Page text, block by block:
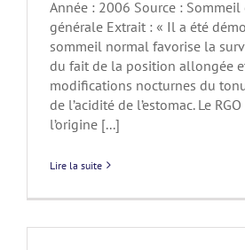
Année : 2006 Source :
générale Extrait : « Il a été
sommeil normal favorise la
du fait de la position allongée
modifications nocturnes du
de l’acidité de l’estomac. Le
l’origine [...]
Lire la suite